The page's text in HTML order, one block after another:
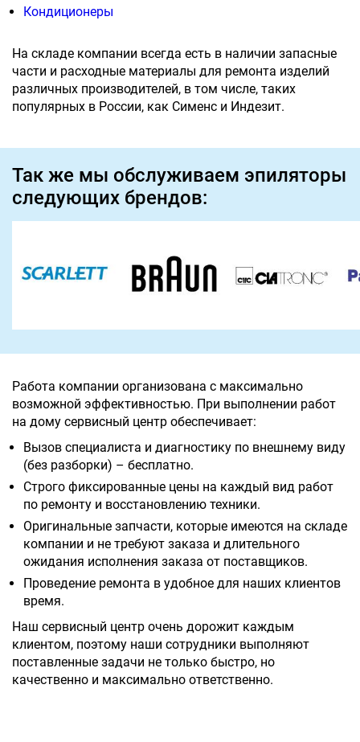
Кондиционеры
На складе компании всегда есть в наличии запасные
части и расходные материалы для ремонта изделий
различных производителей, в том числе, таких
популярных в России, как Сименс и Индезит.
Так же мы обслуживаем эпиляторы
следующих брендов:
Работа компании организована с максимально
возможной эффективностью. При выполнении работ
на дому сервисный центр обеспечивает:
Вызов специалиста и диагностику по внешнему виду
(без разборки) – бесплатно.
Строго фиксированные цены на каждый вид работ
по ремонту и восстановлению техники.
Оригинальные запчасти, которые имеются на складе
компании и не требуют заказа и длительного
ожидания исполнения заказа от поставщиков.
Проведение ремонта в удобное для наших клиентов
время.
Наш сервисный центр очень дорожит каждым
клиентом, поэтому наши сотрудники выполняют
поставленные задачи не только быстро, но
качественно и максимально ответственно.